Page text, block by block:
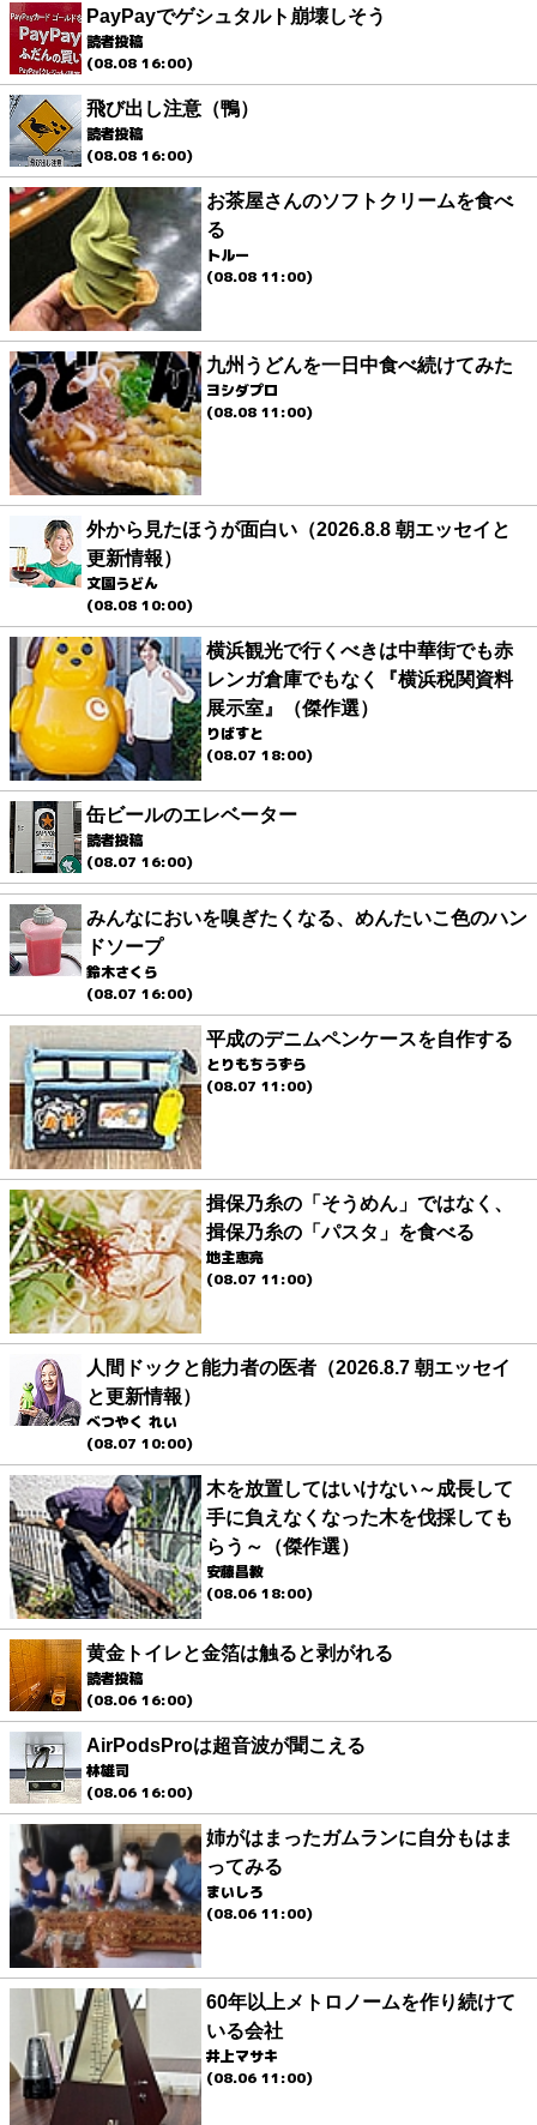
PayPayでゲシュタルト崩壊しそう
読者投稿
(08.08 16:00)
飛び出し注意（鴨）
読者投稿
(08.08 16:00)
お茶屋さんのソフトクリームを食べ
る
トルー
(08.08 11:00)
九州うどんを一日中食べ続けてみた
ヨシダプロ
(08.08 11:00)
外から見たほうが面白い（2026.8.8 朝エッセイと
更新情報）
文園うどん
(08.08 10:00)
横浜観光で行くべきは中華街でも赤
レンガ倉庫でもなく『横浜税関資料
展示室』（傑作選）
りばすと
(08.07 18:00)
缶ビールのエレベーター
読者投稿
(08.07 16:00)
みんなにおいを嗅ぎたくなる、めんたいこ色のハン
ドソープ
鈴木さくら
(08.07 16:00)
平成のデニムペンケースを自作する
とりもちうずら
(08.07 11:00)
揖保乃糸の「そうめん」ではなく、
揖保乃糸の「パスタ」を食べる
地主恵亮
(08.07 11:00)
人間ドックと能力者の医者（2026.8.7 朝エッセイ
と更新情報）
べつやく れい
(08.07 10:00)
木を放置してはいけない～成長して
手に負えなくなった木を伐採しても
らう～（傑作選）
安藤昌教
(08.06 18:00)
黄金トイレと金箔は触ると剥がれる
読者投稿
(08.06 16:00)
AirPodsProは超音波が聞こえる
林雄司
(08.06 16:00)
姉がはまったガムランに自分もはま
ってみる
まいしろ
(08.06 11:00)
60年以上メトロノームを作り続けて
いる会社
井上マサキ
(08.06 11:00)